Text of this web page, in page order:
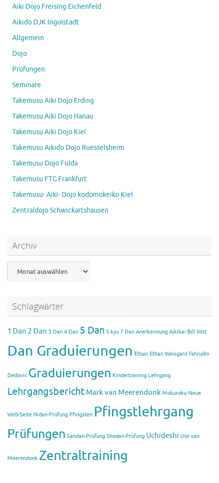
Aiki Dojo Freising Eichenfeld
Aikido DJK Ingolstadt
Allgemein
Dojo
Prüfungen
Seminare
Takemusu Aiki Dojo Erding
Takemusu Aiki Dojo Hanau
Takemusu Aiki Dojo Kiel
Takemusu Aikido Dojo Ruesselsheim
Takemusu Dojo Fulda
Takemusu FTG Frankfurt
Takemusu- Aiki- Dojo kodomokeiko Kiel
Zentraldojo Schwickartshausen
Archiv
Schlagwörter
1 Dan 2 Dan 3 Dan 4 Dan 5 Dan 5 kyu 7 Dan Anerkennung Aikikai Bill Witt
Dan Graduierungen Ethan Ethan Weisgard Fahrudin
Dedovic Graduierungen Kindertraining Lehrgang
Lehrgangsbericht Mark van Meerendonk Mokuroku Neue
Web-Seite Nidan-Prüfung Pfingsten Pfingstlehrgang
Prüfungen Sandan-Prüfung Shodan-Prüfung Uchideshi Ute van
Meerendonk Zentraltraining